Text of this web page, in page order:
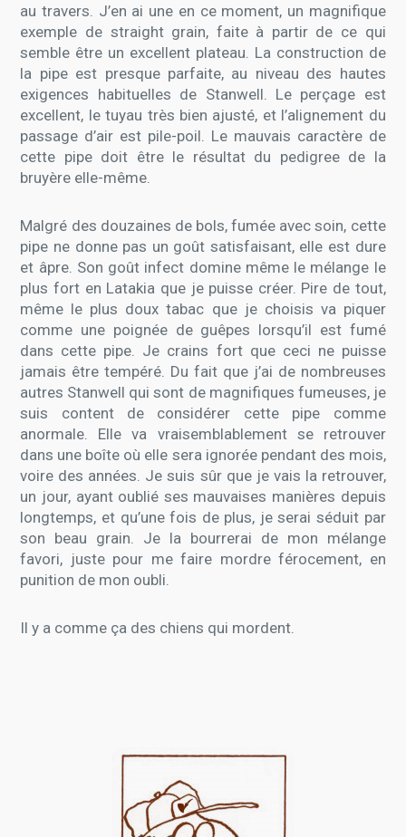
au travers. J’en ai une en ce moment, un magnifique
exemple de straight grain, faite à partir de ce qui
semble être un excellent plateau. La construction de
la pipe est presque parfaite, au niveau des hautes
exigences habituelles de Stanwell. Le perçage est
excellent, le tuyau très bien ajusté, et l’alignement du
passage d’air est pile-poil. Le mauvais caractère de
cette pipe doit être le résultat du pedigree de la
bruyère elle-même.
Malgré des douzaines de bols, fumée avec soin, cette
pipe ne donne pas un goût satisfaisant, elle est dure
et âpre. Son goût infect domine même le mélange le
plus fort en Latakia que je puisse créer. Pire de tout,
même le plus doux tabac que je choisis va piquer
comme une poignée de guêpes lorsqu’il est fumé
dans cette pipe. Je crains fort que ceci ne puisse
jamais être tempéré. Du fait que j’ai de nombreuses
autres Stanwell qui sont de magnifiques fumeuses, je
suis content de considérer cette pipe comme
anormale. Elle va vraisemblablement se retrouver
dans une boîte où elle sera ignorée pendant des mois,
voire des années. Je suis sûr que je vais la retrouver,
un jour, ayant oublié ses mauvaises manières depuis
longtemps, et qu’une fois de plus, je serai séduit par
son beau grain. Je la bourrerai de mon mélange
favori, juste pour me faire mordre férocement, en
punition de mon oubli.
Il y a comme ça des chiens qui mordent.